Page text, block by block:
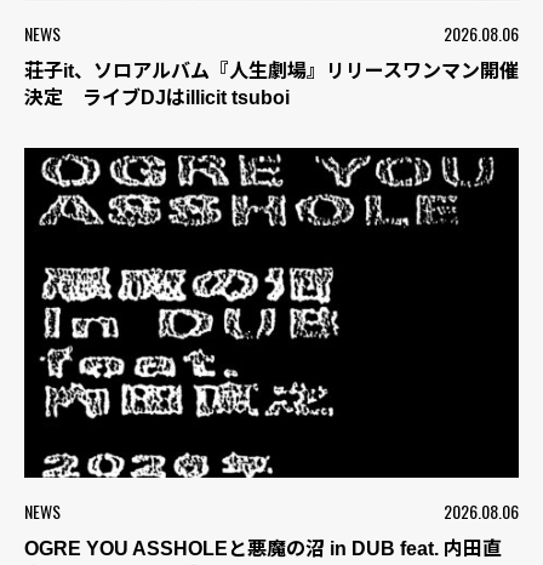
NEWS 2026.08.06
荘子it、ソロアルバム『人生劇場』リリースワンマン開催
決定 ライブDJはillicit tsuboi
NEWS 2026.08.06
OGRE YOU ASSHOLEと悪魔の沼 in DUB feat. 内田直